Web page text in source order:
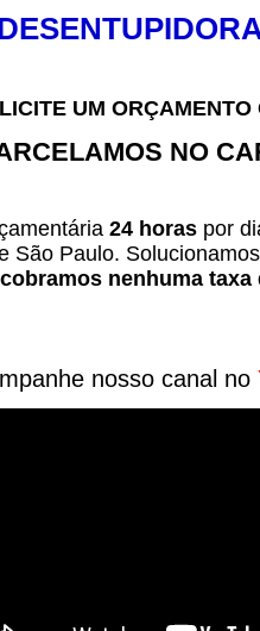
UM ORÇAMENTO
NO
24 horaspor
São Paulo.
nenhuma taxa
nosso canal no